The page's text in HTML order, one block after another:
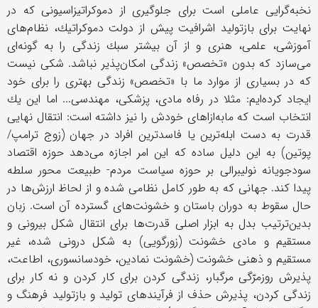
نخبه‌گرایی عاملی است برای جلوگیری از دموكراتیزاسیونی كه در
نهایت برای بازتولید اشرافیت پیش از دولت دموكراتیك، نظام‌های
آموزشی، علمی، هنری و از آن بیشتر سبك زندگی را به گونه‌ای
می‌سازد كه بدون «تخصص» زندگی امكان‌پذیر نباشد. شكی نیست
كه در بسیاری از موارد ما با «تخصص» زندگی بهتری را برای خود
ایجاد كرده‌ایم: مثلا در رفاه مادی، پزشكی، مهندسی... اما این یك
انتخاب است كه مابه‌ازاهای خودش را نیز داشته است: انتقال نهایی
قدرت به دست ابله‌ترین یا فاسد‌ترین افراد در جهان (زوج ترامپ/
پوتین) به این دلیل ساده كه این امر اجازه می‌دهد حوزه اقتصاد
سودجویانه نولیبرالی بر حوزه سیاست مردم- طبیعت محور سلطه
پیدا كند. جهانی كه به طور كامل نظامی شده و از لحاظ ارزش‌ها در
حال سقوط به دوران باستان و خشونت‌های گسترده آن است. زبان
بدین‌ترتیب بدل به ابزار اصلی قدرت‌ها برای انتقال شكل بیرونی و
مستقیم و مادی خشونت (زورگویی) به شكل درونی شده، غیر
مستقیم و ذهنی خشونت (خشونت نمادین، خودسانسوری، اطاعت،
پذیرش روزمرّگی مرگبار، زندگی كردن برای كار كردن و نه كار برای
زندگی كردن، پذیرش حذف از فرآیندهای تولید و بازتولید فرهنگ و